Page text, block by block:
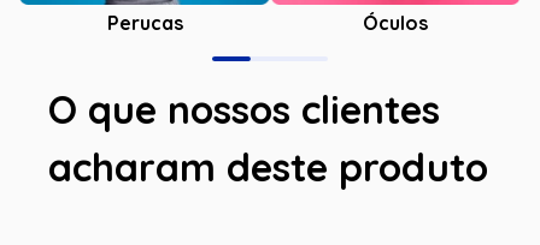
Perucas Óculos
O que nossos clientes
acharam deste produto